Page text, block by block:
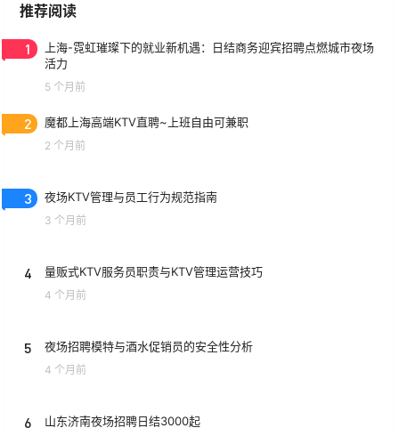
推荐阅读
1
上海-霓虹璀璨下的就业新机遇：日结商务迎宾招聘点燃城市夜场
活力
5 个月前
2 魔都上海高端KTV直聘~上班自由可兼职
2 个月前
3 夜场KTV管理与员工行为规范指南
3 个月前
4 量贩式KTV服务员职责与KTV管理运营技巧
4 个月前
5 夜场招聘模特与酒水促销员的安全性分析
4 个月前
6 山东济南夜场招聘日结3000起